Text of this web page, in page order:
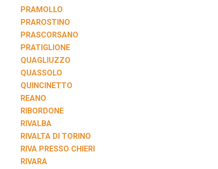
PRAMOLLO
PRAROSTINO
PRASCORSANO
PRATIGLIONE
QUAGLIUZZO
QUASSOLO
QUINCINETTO
REANO
RIBORDONE
RIVALBA
RIVALTA DI TORINO
RIVA PRESSO CHIERI
RIVARA